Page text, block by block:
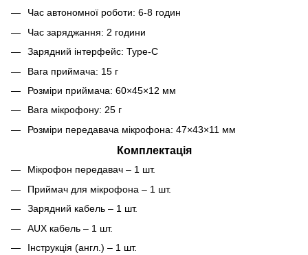
Час автономної роботи: 6-8 годин
Час заряджання: 2 години
Зарядний інтерфейс: Type-C
Вага приймача: 15 г
Розміри приймача: 60×45×12 мм
Вага мікрофону: 25 г
Розміри передавача мікрофона: 47×43×11 мм
Комплектація
Мікрофон передавач – 1 шт.
Приймач для мікрофона – 1 шт.
Зарядний кабель – 1 шт.
AUX кабель – 1 шт.
Інструкція (англ.) – 1 шт.